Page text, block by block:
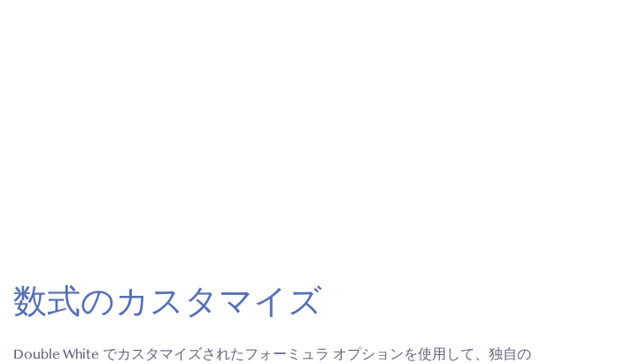
数式のカスタマイズ
Double White でカスタマイズされたフォーミュラ オプションを使用して、独自の